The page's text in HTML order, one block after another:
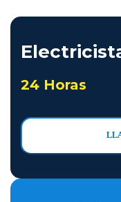
24 Horas